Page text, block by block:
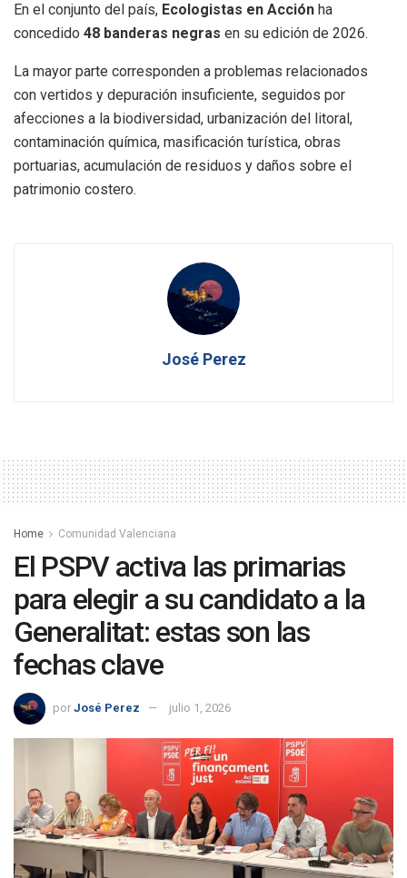
En el conjunto del país, Ecologistas en Acción ha
concedido 48 banderas negras en su edición de 2026.
La mayor parte corresponden a problemas relacionados
con vertidos y depuración insuficiente, seguidos por
afecciones a la biodiversidad, urbanización del litoral,
contaminación química, masificación turística, obras
portuarias, acumulación de residuos y daños sobre el
patrimonio costero.
José Perez
Home Comunidad Valenciana
El PSPV activa las primarias
para elegir a su candidato a la
Generalitat: estas son las
fechas clave
por José Perez julio 1, 2026